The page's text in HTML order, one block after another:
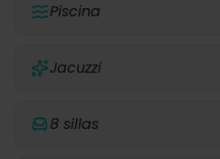
Piscina
Jacuzzi
8 sillas